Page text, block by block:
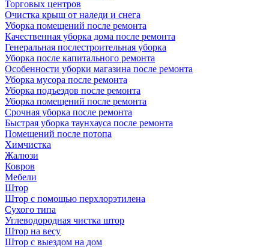
Торговых центров
Очистка крыш от наледи и снега
Уборка помещений после ремонта
Качественная уборка дома после ремонта
Генеральная послестроительная уборка
Уборка после капитального ремонта
Особенности уборки магазина после ремонта
Уборка мусора после ремонта
Уборка подъездов после ремонта
Уборка помещений после ремонта
Срочная уборка после ремонта
Быстрая уборка таунхауса после ремонта
Помещений после потопа
Химчистка
Жалюзи
Ковров
Мебели
Штор
Штор с помощью перхлорэтилена
Сухого типа
Углеводородная чистка штор
Штор на весу
Штор с выездом на дом